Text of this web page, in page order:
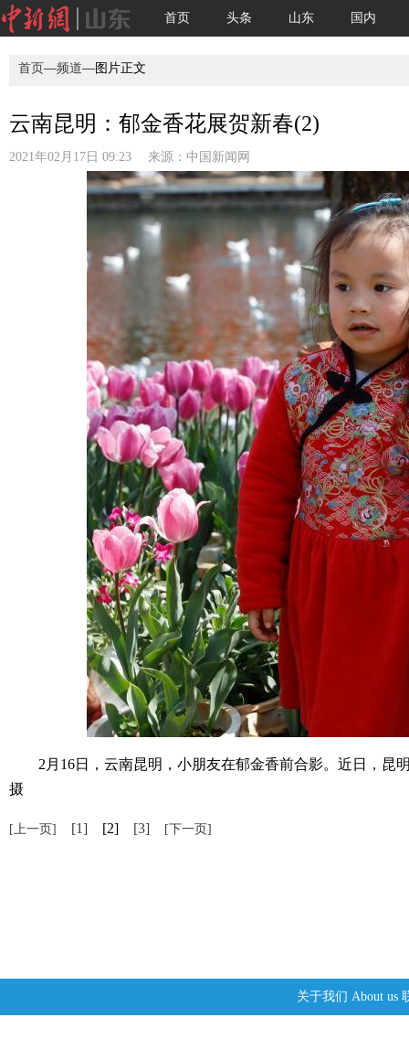
首页 头条 山东 国内
首页—频道—图片正文
云南昆明：郁金香花展贺新春(2)
2021年02月17日 09:23 来源： 中国新闻网
2月16日，云南昆明，小朋友在郁金香前合影。近日，昆明
摄
[上一页] [1] [2] [3] [下一页]
关于我们 About us